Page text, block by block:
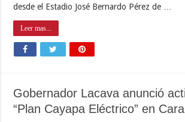
desde el Estadio José Bernardo Pérez de …
Leer mas...
Gobernador Lacava anunció
“Plan Cayapa Eléctrico” en